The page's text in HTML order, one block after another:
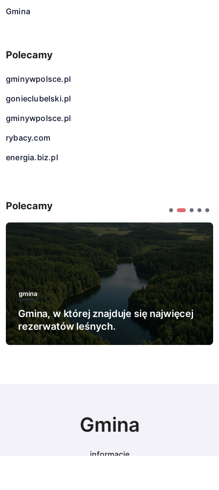
Gmina
Polecamy
gminywpolsce.pl
gonieclubelski.pl
gminywpolsce.pl
rybacy.com
energia.biz.pl
Polecamy
gmina
Gmina, w której znajduje się najwięcej
rezerwatów leśnych.
Gmina
informacje